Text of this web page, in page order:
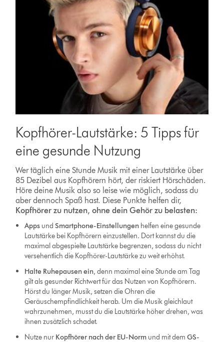
Kopfhörer-Lautstärke: 5 Tipps für
eine gesunde Nutzung
Wer täglich eine Stunde Musik mit einer Lautstärke über
85 Dezibel aus Kopfhörern hört, der riskiert Hörschäden.
Höre deine Musik also so leise wie möglich, sodass du
aber dennoch Spaß hast. Diese Punkte helfen dir,
Kopfhörer zu nutzen, ohne dein Gehör zu belasten:
Appsund Smartphone-Einstellungenhelfen eine gesunde
Lautstärke bei Kopfhörern einzustellen. Dort kannst du die
maximal abgespielte Lautstärke begrenzen, sodass du nicht
versehentlich die Kopfhörer-Lautstärke zu weit erhöhst.
Halte Ruhepausen ein, denn maximal eine Stunde am Tag
gilt als gesunder Richtwert für das Nutzen von Kopfhörern.
Hörst du länger Musik, setzen die Ohren die
Geräuschempfindlichkeit herab. Um die Musik gleichlaut
wahrzunehmen, musst du die Lautstärke höher drehen, was
ihnen zusätzlich schadet.
Nutze nur Kopfhörer nach der EU-Normund mit dem GS-